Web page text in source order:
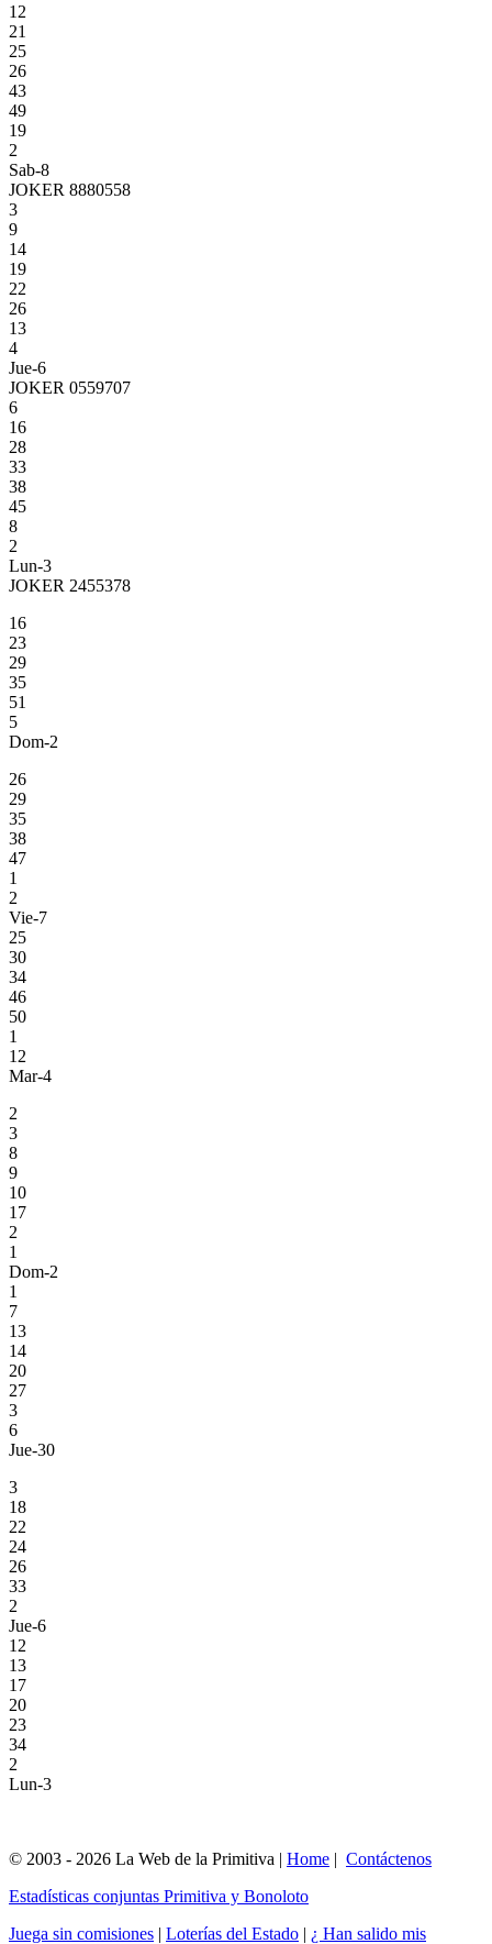
12
21
25
26
43
49
19
2
Sab-8
JOKER 8880558
3
9
14
19
22
26
13
4
Jue-6
JOKER 0559707
6
16
28
33
38
45
8
2
Lun-3
JOKER 2455378
16
23
29
35
51
5
Dom-2
26
29
35
38
47
1
2
Vie-7
25
30
34
46
50
1
12
Mar-4
2
3
8
9
10
17
2
1
Dom-2
1
7
13
14
20
27
3
6
Jue-30
3
18
22
24
26
33
2
Jue-6
12
13
17
20
23
34
2
Lun-3
© 2003 - 2026 La Web de la Primitiva | Home | Contáctenos
Estadísticas conjuntas Primitiva y Bonoloto
Juega sin comisiones | Loterías del Estado | ¿ Han salido mis